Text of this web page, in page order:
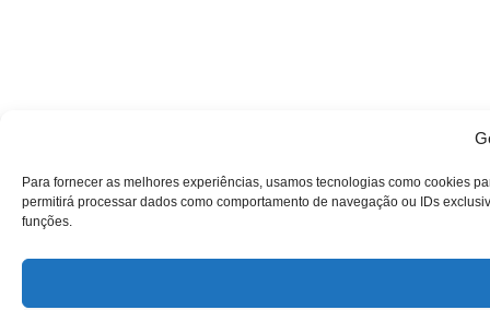
Para fornecer as melhores experiências, usamos tecnologias como cookies
permitirá processar dados como comportamento de navegação ou IDs
funções.